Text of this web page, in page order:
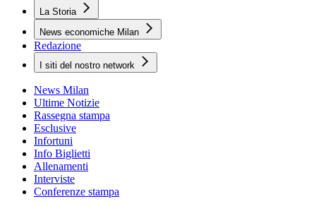
La Storia
News economiche Milan
Redazione
I siti del nostro network
News Milan
Ultime Notizie
Rassegna stampa
Esclusive
Infortuni
Info Biglietti
Allenamenti
Interviste
Conferenze stampa